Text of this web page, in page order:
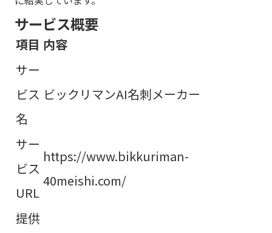
サービス概要
項目 内容
サー
ビス
名
ビックリマンAI名刺メーカー
サー
ビス
URL
https://www.bikkuriman-
40meishi.com/
提供